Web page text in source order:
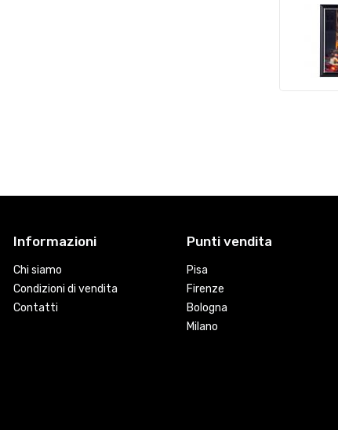
Informazioni
Chi siamo
Condizioni di vendita
Contatti
Punti vendita
Pisa
Firenze
Bologna
Milano